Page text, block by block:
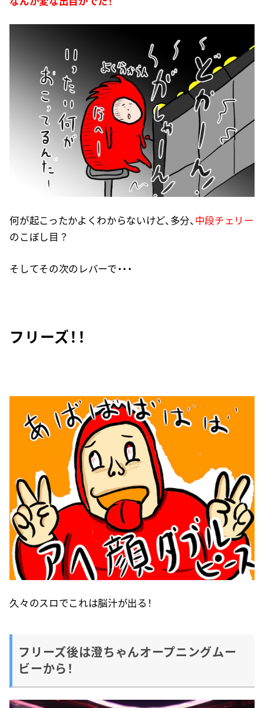
何が起こったかよくわからないけど、多分、 中段チェリー
のこぼし目？
そしてその次のレバーで・・・
フリーズ！！
久々のスロでこれは脳汁が出る！
フリーズ後は澄ちゃんオープニングムー
ビーから！